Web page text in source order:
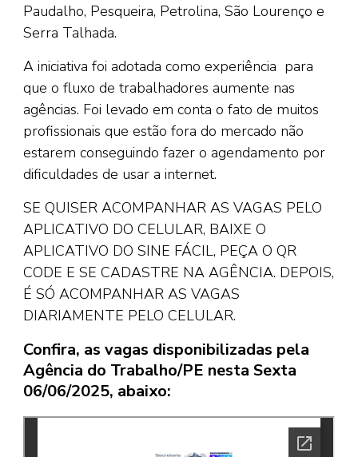
Paudalho, Pesqueira, Petrolina, São Lourenço e
Serra Talhada.
A iniciativa foi adotada como experiência para
que o fluxo de trabalhadores aumente nas
agências. Foi levado em conta o fato de muitos
profissionais que estão fora do mercado não
estarem conseguindo fazer o agendamento por
dificuldades de usar a internet.
SE QUISER ACOMPANHAR AS VAGAS PELO
APLICATIVO DO CELULAR, BAIXE O
APLICATIVO DO SINE FÁCIL, PEÇA O QR
CODE E SE CADASTRE NA AGÊNCIA. DEPOIS,
É SÓ ACOMPANHAR AS VAGAS
DIARIAMENTE PELO CELULAR.
Confira, as vagas disponibilizadas pela
Agência do Trabalho/PE nesta Sexta
06/06/2025, abaixo: